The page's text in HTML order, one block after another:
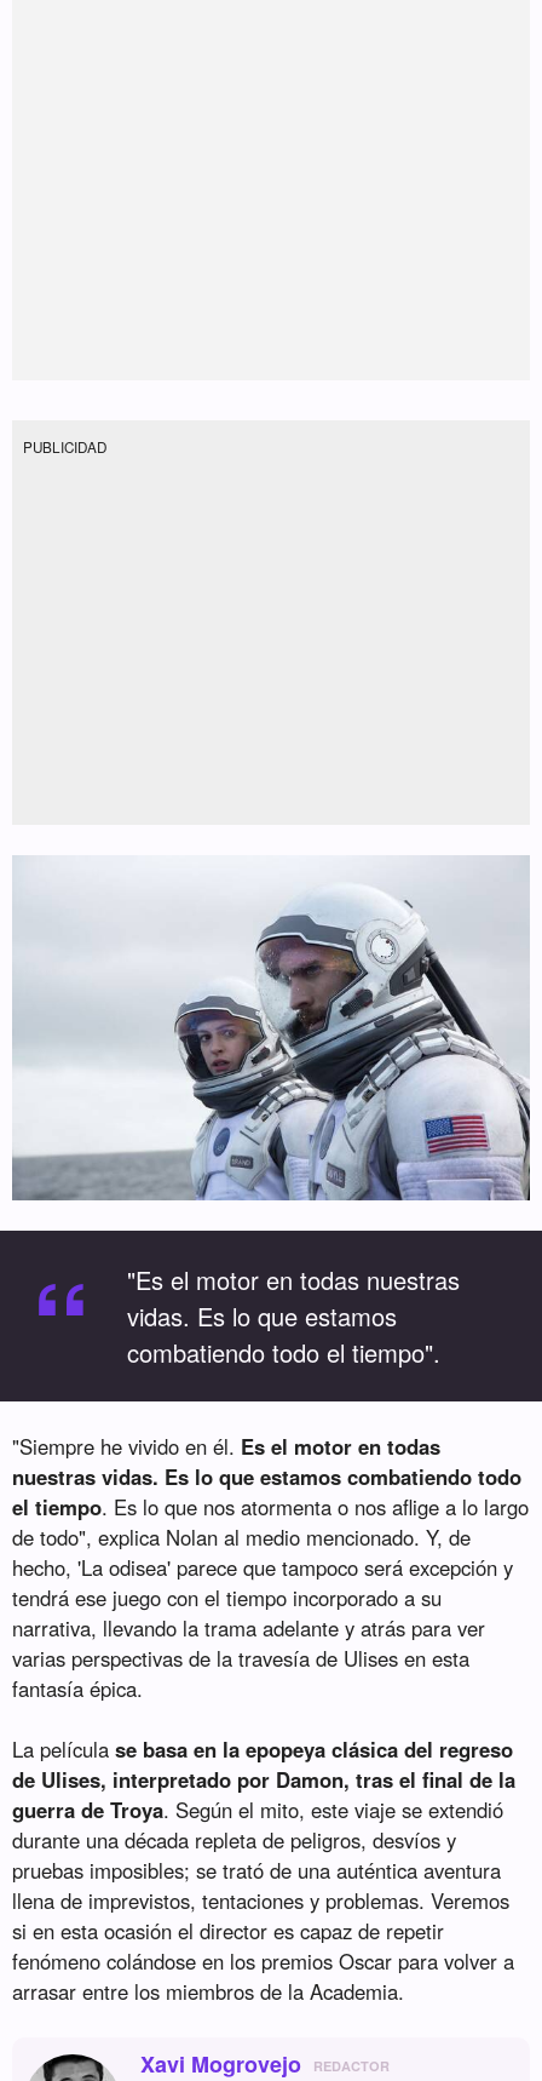
PUBLICIDAD
“
"Es el motor en todas nuestras
vidas. Es lo que estamos
combatiendo todo el tiempo".
"Siempre he vivido en él. Es el motor en todas
nuestras vidas. Es lo que estamos combatiendo todo
el tiempo. Es lo que nos atormenta o nos aflige a lo largo
de todo", explica Nolan al medio mencionado. Y, de
hecho, 'La odisea' parece que tampoco será excepción y
tendrá ese juego con el tiempo incorporado a su
narrativa, llevando la trama adelante y atrás para ver
varias perspectivas de la travesía de Ulises en esta
fantasía épica.
La películase basa en la epopeya clásica del regreso
de Ulises, interpretado por Damon, tras el final de la
guerra de Troya. Según el mito, este viaje se extendió
durante una década repleta de peligros, desvíos y
pruebas imposibles; se trató de una auténtica aventura
llena de imprevistos, tentaciones y problemas. Veremos
si en esta ocasión el director es capaz de repetir
fenómeno colándose en los premios Oscar para volver a
arrasar entre los miembros de la Academia.
Xavi Mogrovejo REDACTOR